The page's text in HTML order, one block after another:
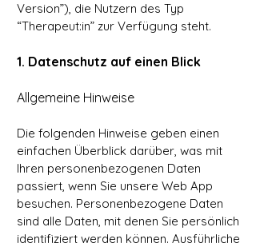
Version”), die Nutzern des Typ
“Therapeut:in” zur Verfügung steht.
1. Datenschutz auf einen Blick
Allgemeine Hinweise
Die folgenden Hinweise geben einen
einfachen Überblick darüber, was mit
Ihren personenbezogenen Daten
passiert, wenn Sie unsere Web App
besuchen. Personenbezogene Daten
sind alle Daten, mit denen Sie persönlich
identifiziert werden können. Ausführliche